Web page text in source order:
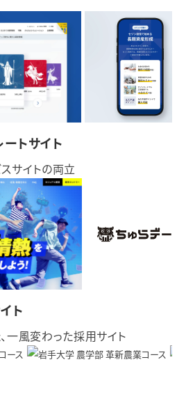
トサイト
サイトの両立
ト
一風変わった採用サイト